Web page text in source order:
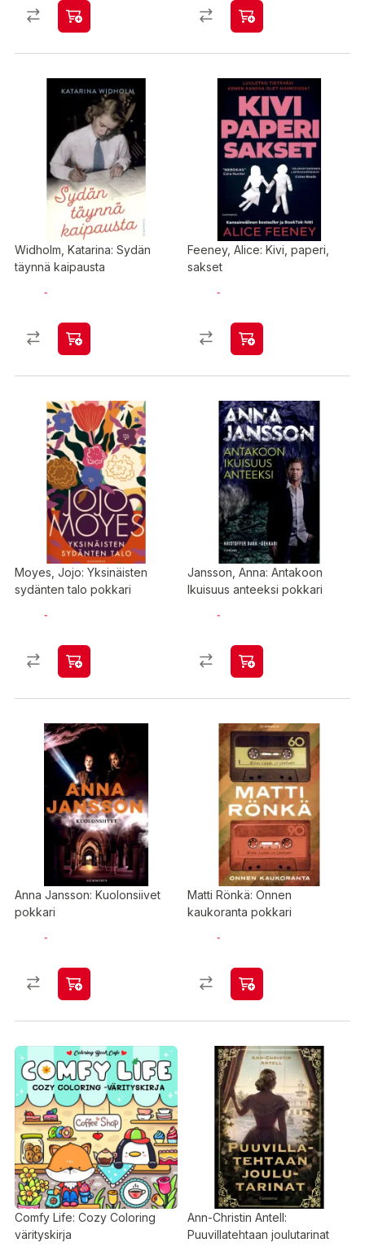
Widholm, Katarina: Sydän
täynnä kaipausta
Feeney, Alice: Kivi, paperi,
sakset
Moyes, Jojo: Yksinäisten
sydänten talo pokkari
Jansson, Anna: Antakoon
Ikuisuus anteeksi pokkari
Anna Jansson: Kuolonsiivet
pokkari
Matti Rönkä: Onnen
kaukoranta pokkari
Comfy Life: Cozy Coloring
värityskirja
Ann-Christin Antell:
Puuvillatehtaan joulutarinat